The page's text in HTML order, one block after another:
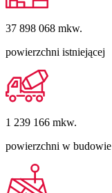
37 898 068 mkw.
powierzchni istniejącej
1 239 166 mkw.
powierzchni w budowie